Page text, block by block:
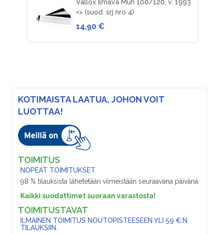
KOTIMAISTA LAATUA, JOHON VOIT
LUOTTAA!
TOIMITUS
NOPEAT TOIMITUKSET
98 % tilauksista lähetetään viimeistään seuraavana päivänä.
Kaikki suodattimet suoraan varastosta!
TOIMITUSTAVAT
ILMAINEN TOIMITUS NOUTOPISTEESEEN YLI 59 €:N
TILAUKSIIN.
Vallox Ilmava Muh 100/120, v. 1993
=> (suod. srj nro 4)
14,90 €